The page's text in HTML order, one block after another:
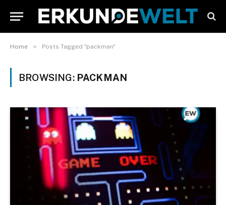
Home » Posts Tagged "packman"
BROWSING: PACKMAN